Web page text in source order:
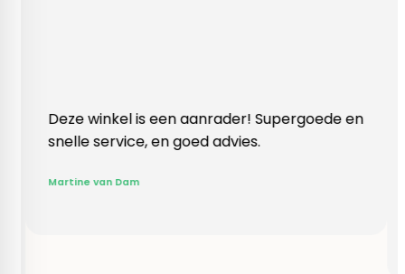
is een aanrader! Supergoede en
en goed advies.
Vlotte